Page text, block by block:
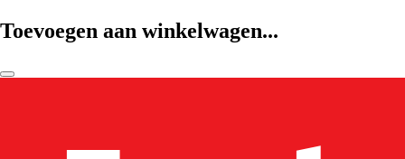
Toevoegen aan winkelwagen...